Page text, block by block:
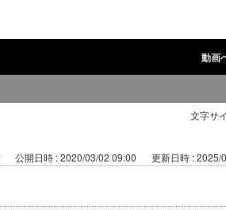
動画
文字サ
公開日時 : 2020/03/02 09:00 更新日時 : 2025/